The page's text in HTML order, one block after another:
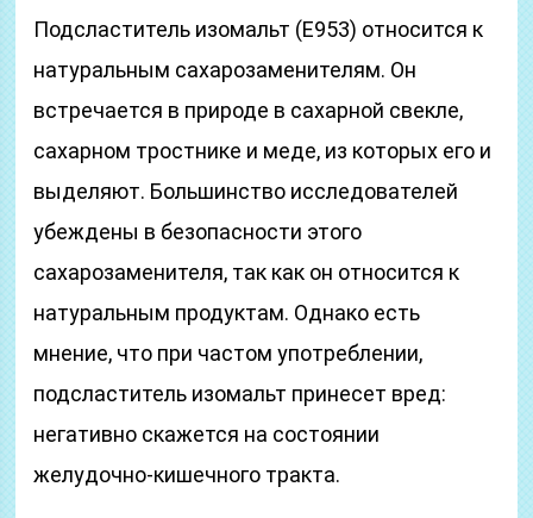
Подсластитель изомальт (Е953) относится к
натуральным сахарозаменителям. Он
встречается в природе в сахарной свекле,
сахарном тростнике и меде, из которых его и
выделяют. Большинство исследователей
убеждены в безопасности этого
сахарозаменителя, так как он относится к
натуральным продуктам. Однако есть
мнение, что при частом употреблении,
подсластитель изомальт принесет вред:
негативно скажется на состоянии
желудочно-кишечного тракта.